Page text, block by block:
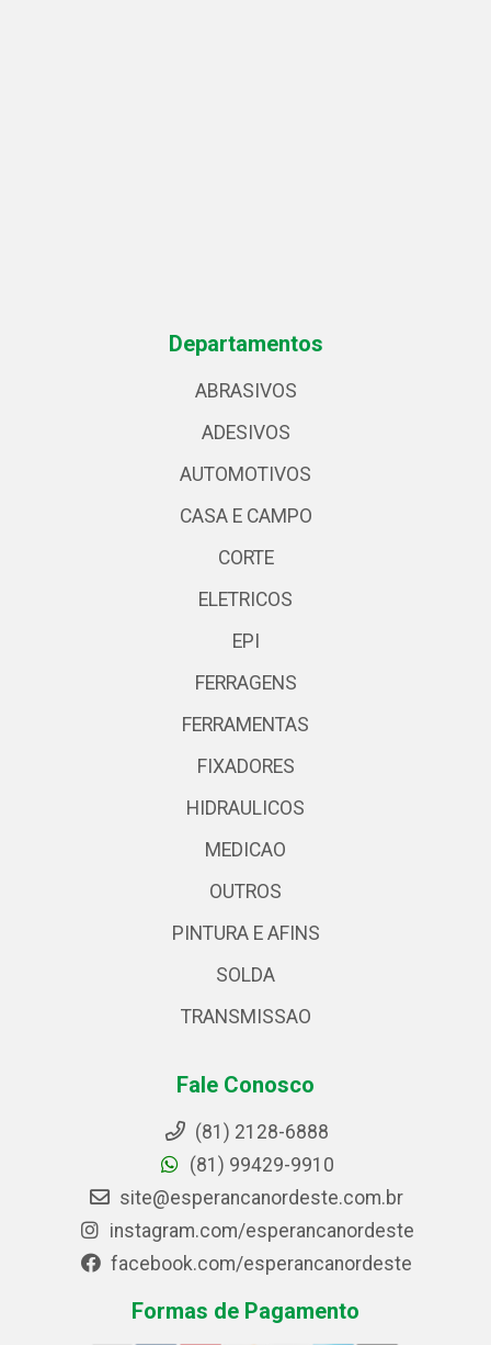
Departamentos
ABRASIVOS
ADESIVOS
AUTOMOTIVOS
CASA E CAMPO
CORTE
ELETRICOS
EPI
FERRAGENS
FERRAMENTAS
FIXADORES
HIDRAULICOS
MEDICAO
OUTROS
PINTURA E AFINS
SOLDA
TRANSMISSAO
Fale Conosco
(81) 2128-6888
(81) 99429-9910
site@esperancanordeste.com.br
instagram.com/esperancanordeste
facebook.com/esperancanordeste
Formas de Pagamento